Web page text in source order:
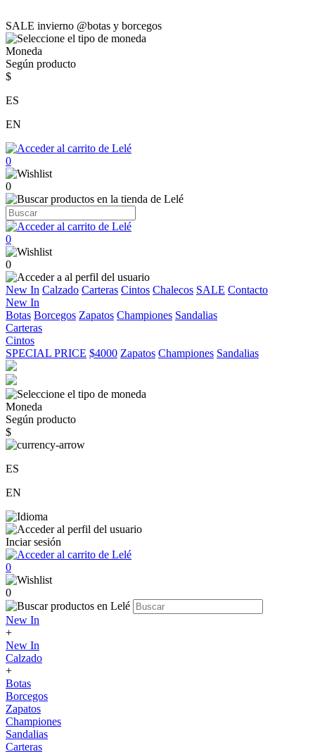
SALE invierno @botas y borcegos
Moneda
Según producto
$
ES
EN
0
0
0
0
New In Calzado Carteras Cintos Chalecos SALE Contacto
New In
Botas Borcegos Zapatos Championes Sandalias
Carteras
Cintos
SPECIAL PRICE $4000 Zapatos Championes Sandalias
Moneda
Según producto
$
ES
EN
Inciar sesión
0
0
New In
+
New In
Calzado
+
Botas
Borcegos
Zapatos
Championes
Sandalias
Carteras